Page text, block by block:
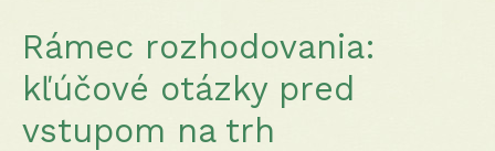
Rámec rozhodovania:
kľúčové otázky pred
vstupom na trh